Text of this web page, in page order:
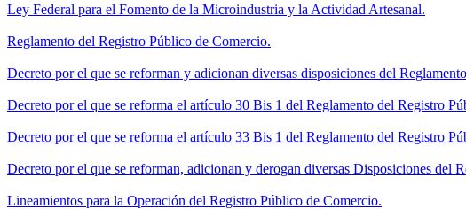
Ley Federal para el Fomento de la Microindustria y la Actividad Artesanal.
Reglamento del Registro Público de Comercio.
Decreto por el que se reforman y adicionan diversas disposiciones del
Decreto por el que se reforma el artículo 30 Bis 1 del Reglamento del Registro
Decreto por el que se reforma el artículo 33 Bis 1 del Reglamento del Registro
Decreto por el que se reforman, adicionan y derogan diversas Disposiciones
Lineamientos para la Operación del Registro Público de Comercio.